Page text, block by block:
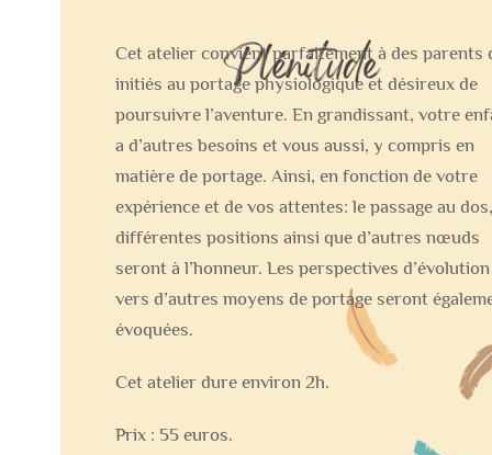
Cet atelier convient parfaitement à des parents
initiés au portage physiologique et désireux de
poursuivre l’aventure. En grandissant, votre
a d’autres besoins et vous aussi, y compris en
matière de portage. Ainsi, en fonction de votre
expérience et de vos attentes: le passage au dos,
différentes positions ainsi que d’autres nœuds
seront à l’honneur. Les perspectives d’évolution
vers d’autres moyens de portage seront
évoquées.
Cet atelier dure environ 2h.
Prix : 55 euros.